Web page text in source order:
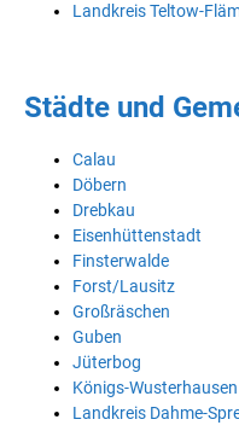
Landkreis Teltow-
Städte und
Calau
Döbern
Drebkau
Eisenhüttenstadt
Finsterwalde
Forst/Lausitz
Großräschen
Guben
Jüterbog
Königs-Wusterhausen
Landkreis Dahme-